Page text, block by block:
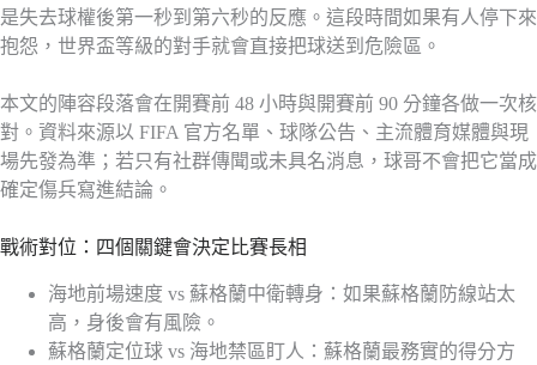
是失去球權後第一秒到第六秒的反應。這段時間如果有人停下來
抱怨，世界盃等級的對手就會直接把球送到危險區。
本文的陣容段落會在開賽前 48 小時與開賽前 90 分鐘各做一次核
對。資料來源以 FIFA 官方名單、球隊公告、主流體育媒體與現
場先發為準；若只有社群傳聞或未具名消息，球哥不會把它當成
確定傷兵寫進結論。
戰術對位：四個關鍵會決定比賽長相
海地前場速度 vs 蘇格蘭中衛轉身：如果蘇格蘭防線站太
高，身後會有風險。
蘇格蘭定位球 vs 海地禁區盯人：蘇格蘭最務實的得分方